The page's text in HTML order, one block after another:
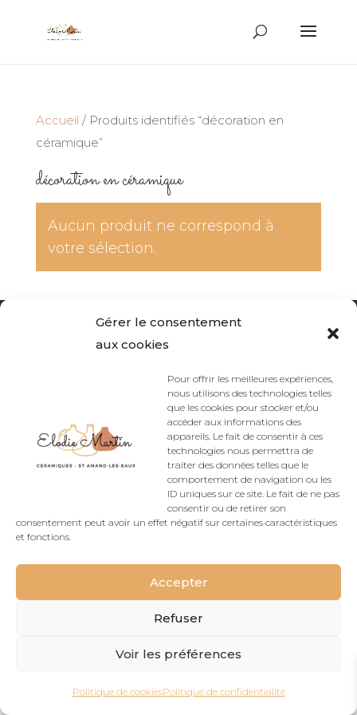
Gérer le consentement
aux cookies
Pour offrir les meilleures expériences,
nous utilisons des technologies telles
que les cookies pour stocker et/ou
accéder aux informations des
appareils. Le fait de consentir à ces
technologies nous permettra de
traiter des données telles que le
comportement de navigation ou les
ID uniques sur ce site. Le fait de ne pas
consentir ou de retirer son
consentement peut avoir un effet négatif sur certaines caractéristiques
et fonctions.
Accepter
Refuser
Voir les préférences
Politique de cookiesPolitique de confidentialité
produits
Accueil / Produits identifiés “décoration en
céramique”
décoration en céramique
Aucun produit ne correspond à
votre sélection.
Accueil du site
Politique de confidentialité
Mentions légales
Rétractation
Conçu ParElegant Themes| Propulsé Par
WordPress